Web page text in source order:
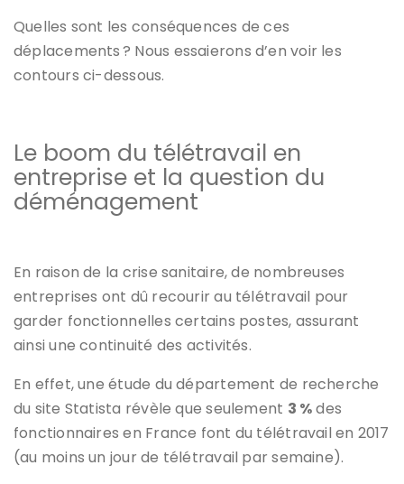
Quelles sont les conséquences de ces
déplacements ? Nous essaierons d’en voir les
contours ci-dessous.
Le boom du télétravail en
entreprise et la question du
déménagement
En raison de la crise sanitaire, de nombreuses
entreprises ont dû recourir au télétravail pour
garder fonctionnelles certains postes, assurant
ainsi une continuité des activités.
En effet, une étude du département de recherche
du site Statista révèle que seulement 3 %des
fonctionnaires en France font du télétravail en 2017
(au moins un jour de télétravail par semaine).